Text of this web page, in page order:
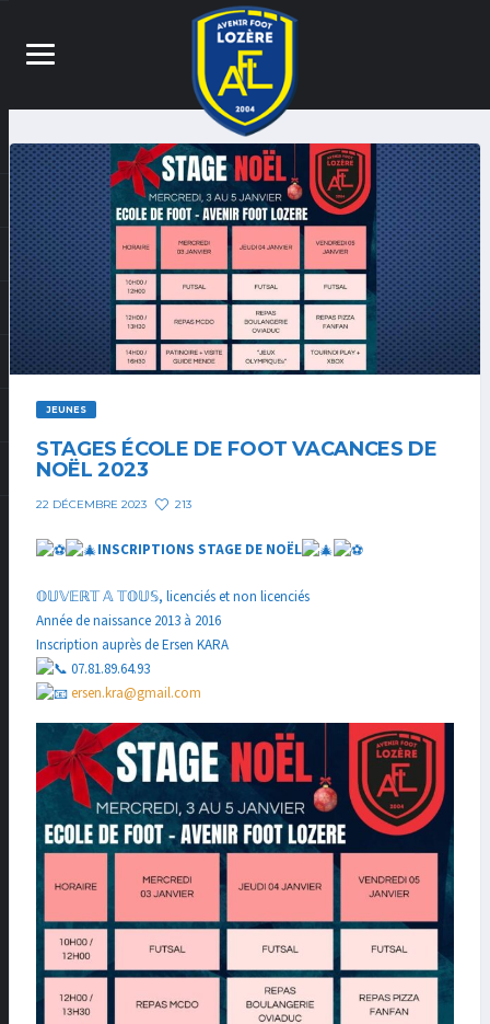
JEUNES
STAGES ÉCOLE DE FOOT VACANCES DE
NOËL 2023
22 DÉCEMBRE 2023 213
INSCRIPTIONS STAGE DE NOËL
𝕆𝕌𝕍𝔼ℝ𝕋 𝔸 𝕋𝕆𝕌𝕊, licenciés et non licenciés
Année de naissance 2013 à 2016
Inscription auprès de Ersen KARA
07.81.89.64.93
ersen.kra@gmail.com